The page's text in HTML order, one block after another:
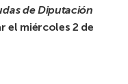
de Diputación
el miércoles 2 de